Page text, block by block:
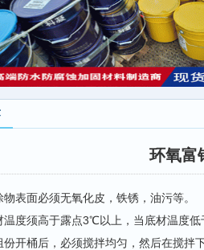
环氧富
物表面必须无氧化皮，铁锈，油污等。
温度须高于露点3℃以上，当底材温度
份开桶后，必须搅拌均匀，然后在搅拌